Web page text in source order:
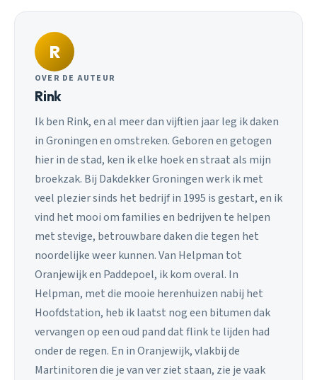
R
OVER DE AUTEUR
Rink
Ik ben Rink, en al meer dan vijftien jaar leg ik daken
in Groningen en omstreken. Geboren en getogen
hier in de stad, ken ik elke hoek en straat als mijn
broekzak. Bij Dakdekker Groningen werk ik met
veel plezier sinds het bedrijf in 1995 is gestart, en ik
vind het mooi om families en bedrijven te helpen
met stevige, betrouwbare daken die tegen het
noordelijke weer kunnen. Van Helpman tot
Oranjewijk en Paddepoel, ik kom overal. In
Helpman, met die mooie herenhuizen nabij het
Hoofdstation, heb ik laatst nog een bitumen dak
vervangen op een oud pand dat flink te lijden had
onder de regen. En in Oranjewijk, vlakbij de
Martinitoren die je van ver ziet staan, zie je vaak